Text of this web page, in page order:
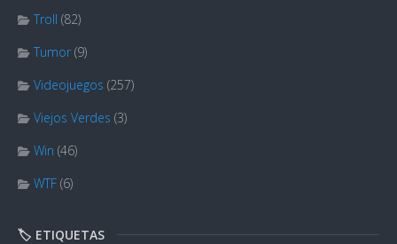
Troll (82)
Tumor (9)
Videojuegos (257)
Viejos Verdes (3)
Win (46)
WTF (6)
🏷️ ETIQUETAS